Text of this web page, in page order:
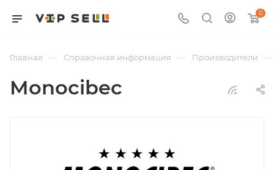
0
Главная — Справочная информация — Производители —
Monocibec